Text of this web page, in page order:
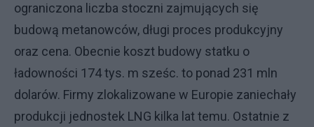
ograniczona liczba stoczni zajmujących się
budową metanowców, długi proces produkcyjny
oraz cena. Obecnie koszt budowy statku o
ładowności 174 tys. m sześc. to ponad 231 mln
dolarów. Firmy zlokalizowane w Europie zaniechały
produkcji jednostek LNG kilka lat temu. Ostatnie z